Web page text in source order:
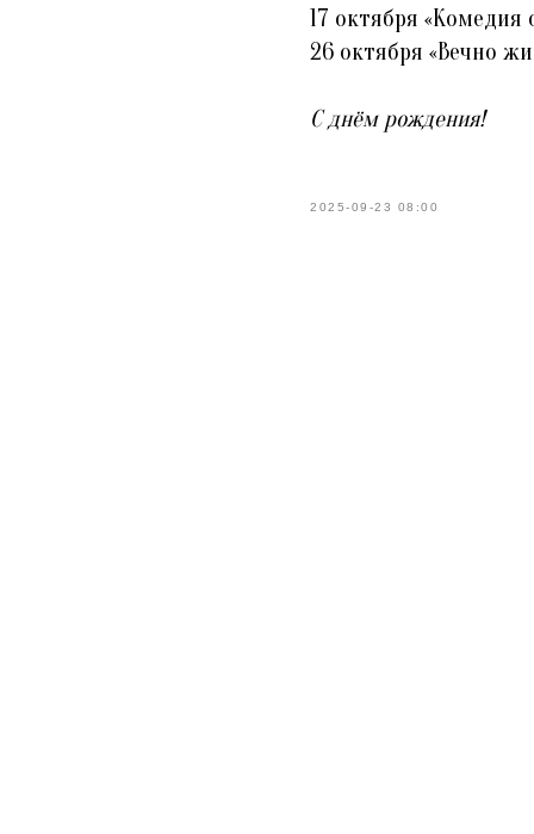
17 октября «Комедия
26 октября «Вечно
С днём рождения!
2025-09-23 08:00